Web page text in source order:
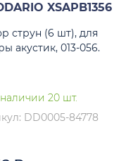
XSAPB1356
струн (6 шт), для
акустик, 013-056.
20 шт.
DD0005-84778